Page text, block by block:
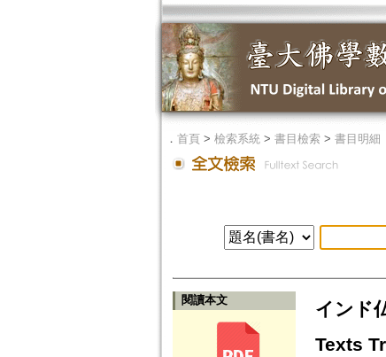
． 首頁> 檢索系統> 書目檢索> 書目明細
閱讀本文
インド
Texts